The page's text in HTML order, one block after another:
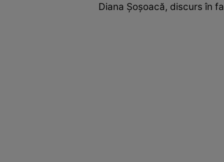
Diana Șoșoacă, discurs în